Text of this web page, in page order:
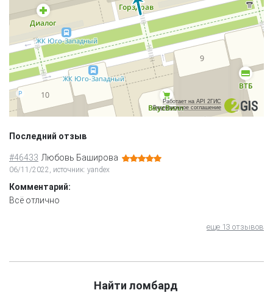
Работает на API 2ГИС
Лицензионное соглашение
Последний отзыв
#46433 Любовь Баширова
06/11/2022, источник: yandex
Комментарий:
Всё отлично
еще 13 отзывов
Найти ломбард